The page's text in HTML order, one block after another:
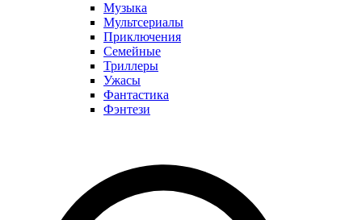
Музыка
Мультсериалы
Приключения
Семейные
Триллеры
Ужасы
Фантастика
Фэнтези